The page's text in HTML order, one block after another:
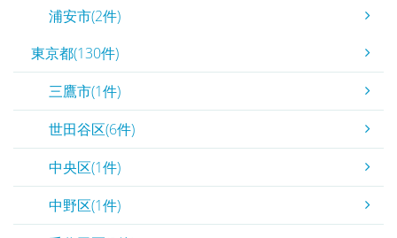
浦安市(2件)
東京都(130件)
三鷹市(1件)
世田谷区(6件)
中央区(1件)
中野区(1件)